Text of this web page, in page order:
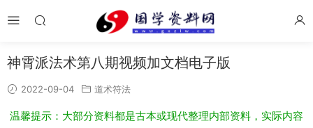
神霄派法术第八期视频加文档电子版
2022-09-04 道术符法
温馨提示：大部分资料都是古本或现代整理内部资料，实际内容